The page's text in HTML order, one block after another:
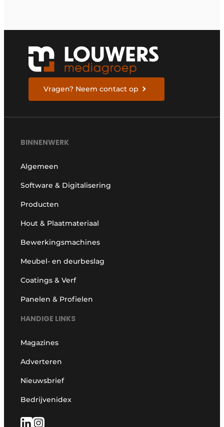
Vragen? Neem contact op
BINNENWERK
Algemeen
Software & Digitalisering
Producten
Hout & Plaatmateriaal
Bewerkingsmachines
Meubel- en deurbeslag
Coatings & Verf
Panelen & Profielen
HANDIGE LINKS
Magazines
Adverteren
Nieuwsbrief
Bedrijvenidex